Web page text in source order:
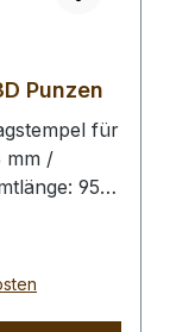
Punzen
für
mm /
95
Um das